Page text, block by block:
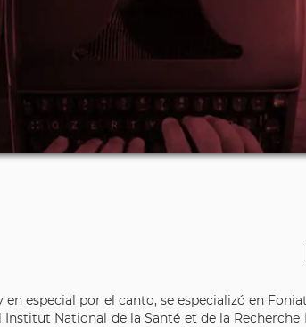
especial por el canto, se especializó en
National de la Santé et de la